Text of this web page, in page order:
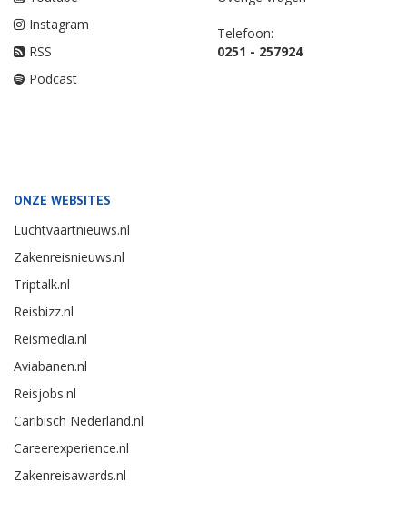
Instagram
RSS
Podcast
Telefoon:
0251 - 257924
ONZE WEBSITES
Luchtvaartnieuws.nl
Zakenreisnieuws.nl
Triptalk.nl
Reisbizz.nl
Reismedia.nl
Aviabanen.nl
Reisjobs.nl
Caribisch Nederland.nl
Careerexperience.nl
Zakenreisawards.nl